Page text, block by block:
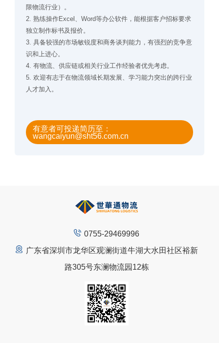
限物流行业）。
2. 熟练操作Excel、Word等办公软件，能根据客户招标要求
独立制作标书及报价。
3. 具备较强的市场敏锐度和商务谈判能力，有强烈的竞争意
识和上进心。
4. 有物流、供应链或相关行业工作经验者优先考虑。
5. 欢迎有志于在物流领域长期发展、学习能力突出的跨行业
人才加入。
有意者可投递简历至：
wangcaiyun@sht56.com.cn
0755-29469996
广东省深圳市龙华区观澜街道牛湖大水田社区裕新
路305号东澜物流园12栋